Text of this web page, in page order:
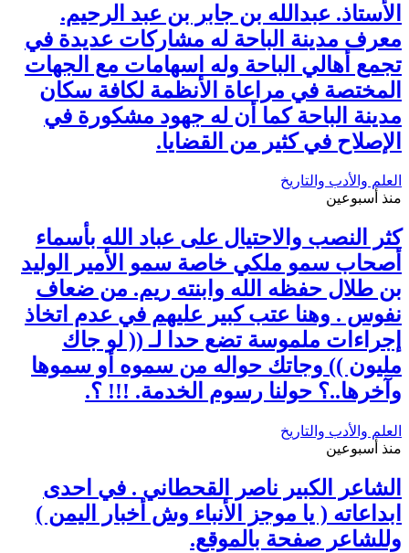
الأستاذ. عبدالله بن جابر بن عبد الرحيم.
معرف مدينة الباحة له مشاركات عديدة في
تجمع أهالي الباحة وله اسهامات مع الجهات
المختصة في مراعاة الأنظمة لكافة سكان
مدينة الباحة كما أن له جهود مشكورة في
الإصلاح في كثير من القضايا.
العلم والأدب والتاريخ
منذ أسبوعين
كثر النصب والاحتيال على عباد الله بأسماء
أصحاب سمو ملكي خاصة سمو الأمير الوليد
بن طلال حفظه الله وابنته ريم. من ضعاف
نفوس . وهنا عتب كبير عليهم في عدم اتخاذ
إجراءات ملموسة تضع حدا لـ (( لو جاك
مليون )) وجاتك حواله من سموه أو سموها
وآخرها..؟ حولنا رسوم الخدمة. !!! ؟.
العلم والأدب والتاريخ
منذ أسبوعين
الشاعر الكبير ناصر القحطاني . في احدى
ابداعاته ( يا موجز الأنباء وش أخبار اليمن )
وللشاعر صفحة بالموقع.